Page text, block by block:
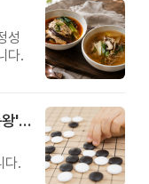
성
다.
제3회 서초구 아버지센터배 '매너 바둑왕' 대회
다.